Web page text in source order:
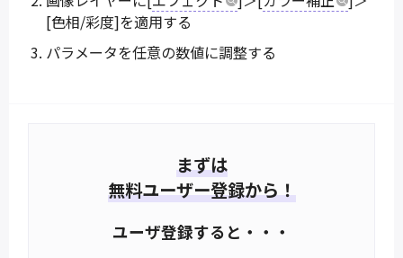
[色相/彩度]を適用する
パラメータを任意の数値に調整する
まずは
無料ユーザー登録から！
ユーザ登録すると・・・